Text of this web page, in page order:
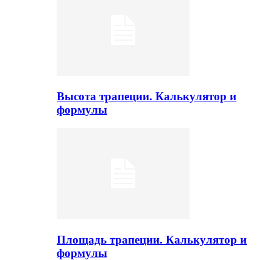
Высота трапеции. Калькулятор и
формулы
Площадь трапеции. Калькулятор и
формулы